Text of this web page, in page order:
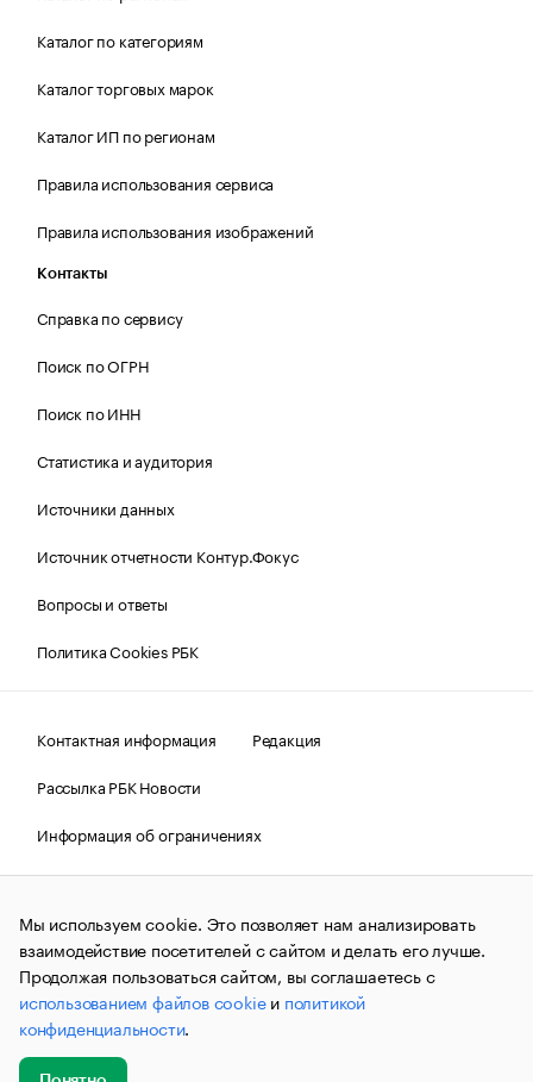
Каталог по категориям
Каталог торговых марок
Каталог ИП по регионам
Правила использования сервиса
Правила использования изображений
Контакты
Справка по сервису
Поиск по ОГРН
Поиск по ИНН
Статистика и аудитория
Источники данных
Источник отчетности Контур.Фокус
Вопросы и ответы
Политика Cookies РБК
Контактная информация
Редакция
Рассылка РБК Новости
Информация об ограничениях
Правовая информация
О соблюдении авторских прав
© АО «РОСБИЗНЕСКОНСАЛТИНГ»,1995–2026.Сообщения
и материалы информационного агентства «РБК»
(зарегистрировано Федеральной службой по надзору в сфере
связи, информационных технологий и массовых
коммуникаций (Роскомнадзор) 09.12.2015 за номером ИА
№ФС77-63848) сопровождаются пометкой «РБК». Отдельные
публикации могут содержать информацию,
не предназначенную для пользователей
Мы используем cookie. Это позволяет нам анализировать
взаимодействие посетителей с сайтом и делать его лучше.
Продолжая пользоваться сайтом, вы соглашаетесь с
использованием файлов cookieи политикой
конфиденциальности.